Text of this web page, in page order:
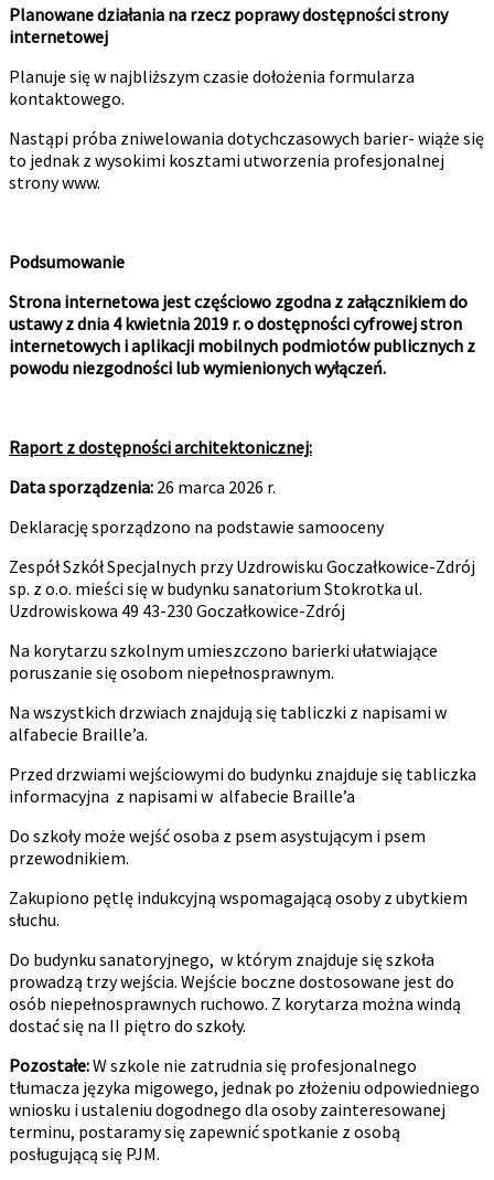
Planowane działania na rzecz poprawy dostępności strony
internetowej
Planuje się w najbliższym czasie dołożenia formularza
kontaktowego.
Nastąpi próba zniwelowania dotychczasowych barier- wiąże się
to jednak z wysokimi kosztami utworzenia profesjonalnej
strony www.
Podsumowanie
Strona internetowa jest częściowo zgodna z załącznikiem do
ustawy z dnia 4 kwietnia 2019 r. o dostępności cyfrowej stron
internetowych i aplikacji mobilnych podmiotów publicznych z
powodu niezgodności lub wymienionych wyłączeń.
Raport z dostępności architektonicznej:
Data sporządzenia: 26 marca 2026 r.
Deklarację sporządzono na podstawie samooceny
Zespół Szkół Specjalnych przy Uzdrowisku Goczałkowice-Zdrój
sp. z o.o. mieści się w budynku sanatorium Stokrotka ul.
Uzdrowiskowa 49 43-230 Goczałkowice-Zdrój
Na korytarzu szkolnym umieszczono barierki ułatwiające
poruszanie się osobom niepełnosprawnym.
Na wszystkich drzwiach znajdują się tabliczki z napisami w
alfabecie Braille’a.
Przed drzwiami wejściowymi do budynku znajduje się tabliczka
informacyjna z napisami w alfabecie Braille’a
Do szkoły może wejść osoba z psem asystującym i psem
przewodnikiem.
Zakupiono pętlę indukcyjną wspomagającą osoby z ubytkiem
słuchu.
Do budynku sanatoryjnego, w którym znajduje się szkoła
prowadzą trzy wejścia. Wejście boczne dostosowane jest do
osób niepełnosprawnych ruchowo. Z korytarza można windą
dostać się na II piętro do szkoły.
Pozostałe:W szkole nie zatrudnia się profesjonalnego
tłumacza języka migowego, jednak po złożeniu odpowiedniego
wniosku i ustaleniu dogodnego dla osoby zainteresowanej
terminu, postaramy się zapewnić spotkanie z osobą
posługującą się PJM.